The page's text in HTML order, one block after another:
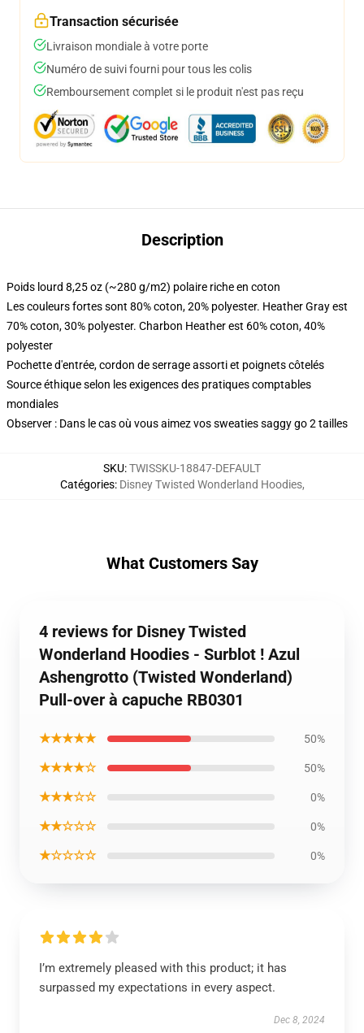
Transaction sécurisée
Livraison mondiale à votre porte
Numéro de suivi fourni pour tous les colis
Remboursement complet si le produit n'est pas reçu
Description
Poids lourd 8,25 oz (~280 g/m2) polaire riche en coton
Les couleurs fortes sont 80% coton, 20% polyester. Heather Gray est
70% coton, 30% polyester. Charbon Heather est 60% coton, 40%
polyester
Pochette d'entrée, cordon de serrage assorti et poignets côtelés
Source éthique selon les exigences des pratiques comptables
mondiales
Observer : Dans le cas où vous aimez vos sweaties saggy go 2 tailles
SKU:TWISSKU-18847-DEFAULT
Catégories: Disney Twisted Wonderland Hoodies,
What Customers Say
4 reviews for Disney Twisted
Wonderland Hoodies - Surblot ! Azul
Ashengrotto (Twisted Wonderland)
Pull-over à capuche RB0301
★★★★★ 50%
★★★★☆ 50%
★★★☆☆ 0%
★★☆☆☆ 0%
★☆☆☆☆ 0%
I’m extremely pleased with this product; it has
surpassed my expectations in every aspect.
Dec 8, 2024